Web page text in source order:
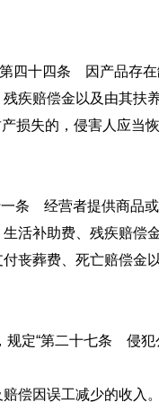
十四条 因产品存在
疾赔偿金以及由其
损失的，侵害人应当
经营者提供商品或
活补助费、残疾赔
丧葬费、死亡赔偿金
“第二十七条 侵犯
因误工减少的收入